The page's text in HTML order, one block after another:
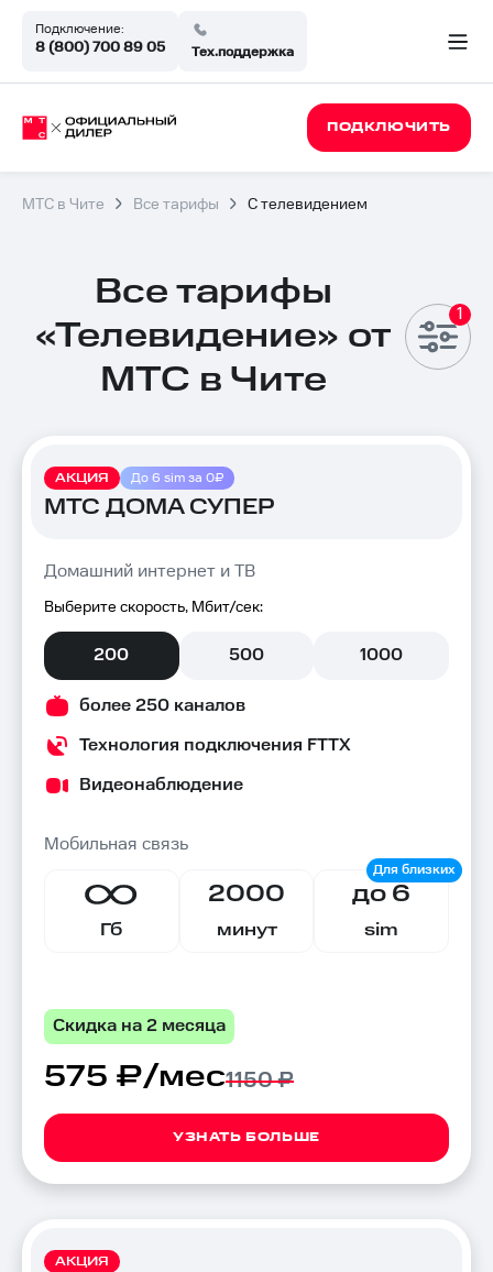
Подключение:
8 (800) 700 89 05 Тех.поддержка
ПОДКЛЮЧИТЬ
МТС в Чите Все тарифы С телевидением
Все тарифы
«Телевидение» от
МТС в Чите
Тарифы
АКЦИЯ До 6 sim за 0₽
МТС ДОМА СУПЕР
Домашний интернет и ТВ
Выберите скорость, Мбит/сек:
200 500 1000
более 250 каналов
Технология подключения FTTX
Видеонаблюдение
Мобильная связь
Гб
2000
минут
до 6
sim
Скидка на 2 месяца
575 ₽/мес1150 ₽
УЗНАТЬ БОЛЬШЕ
АКЦИЯ